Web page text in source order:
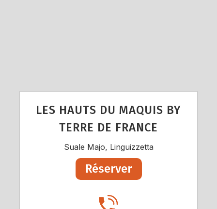
LES HAUTS DU MAQUIS BY
TERRE DE FRANCE
Suale Majo, Linguizzetta
Réserver